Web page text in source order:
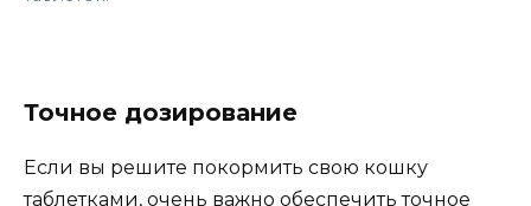
Точное дозирование
Если вы решите покормить свою кошку
таблетками, очень важно обеспечить точное